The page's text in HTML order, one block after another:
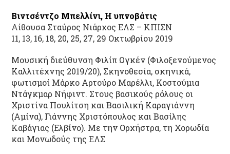
Βιντσέντζο Μπελλίνι, Η υπνοβάτις
Αίθουσα Σταύρος Νιάρχος ΕΛΣ – ΚΠΙΣΝ
11, 13, 16, 18, 20, 25, 27, 29 Οκτωβρίου 2019
Μουσική διεύθυνση Φιλίπ Ωγκέν (Φιλοξενούμενος
Καλλιτέχνης 2019/20), Σκηνοθεσία, σκηνικά,
φωτισμοί Μάρκο Αρτούρο Μαρέλλι, Κοστούμια
Ντάγκμαρ Νήφιντ. Στους βασικούς ρόλους οι
Χριστίνα Πουλίτση και Βασιλική Καραγιάννη
(Αμίνα), Γιάννης Χριστόπουλος και Βασίλης
Καβάγιας (Ελβίνο). Με την Ορχήστρα, τη Χορωδία
και Μονωδούς της ΕΛΣ